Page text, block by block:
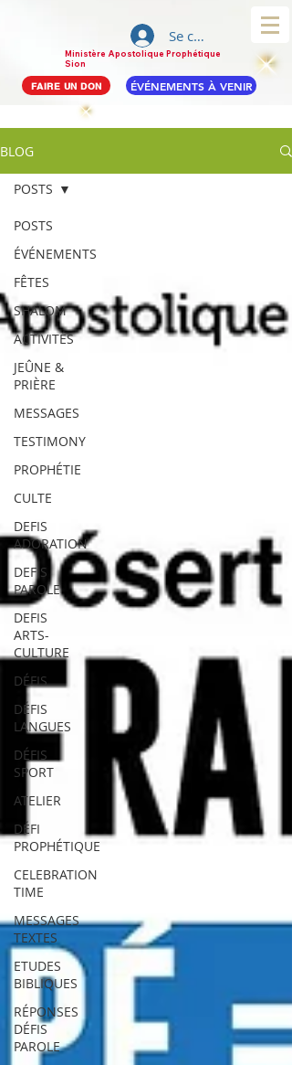
Ministère Apostolique Prophétique
Sion
Se connecter
FAIRE UN DON ÉVÉNEMENTS À VENIR
BLOG
POSTS
ÉVÉNEMENTS
FÊTES
SHALOM
ACTIVITÉS
JEÛNE &
PRIÈRE
MESSAGES
TESTIMONY
PROPHÉTIE
CULTE
DEFIS
ADORATION
DEFIS
PAROLE
DEFIS
ARTS-
CULTURE
DÉFIS
DÉFIS
LANGUES
DÉFIS
SPORT
ATELIER
DÉFI
PROPHÉTIQUE
CELEBRATION
TIME
MESSAGES
TEXTES
ETUDES
BIBLIQUES
RÉPONSES
DÉFIS
PAROLE
POSTS